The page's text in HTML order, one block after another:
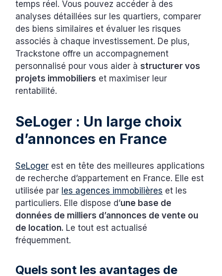
temps réel. Vous pouvez accéder à des
analyses détaillées sur les quartiers, comparer
des biens similaires et évaluer les risques
associés à chaque investissement. De plus,
Trackstone offre un accompagnement
personnalisé pour vous aider àstructurer vos
projets immobiliers et maximiser leur
rentabilité.
SeLoger : Un large choix
d’annonces en France
SeLoger est en tête des meilleures applications
de recherche d’appartement en France. Elle est
utilisée par les agences immobilières et les
particuliers. Elle dispose d’une base de
données de milliers d’annonces de vente ou
de location. Le tout est actualisé
fréquemment.
Quels sont les avantages de